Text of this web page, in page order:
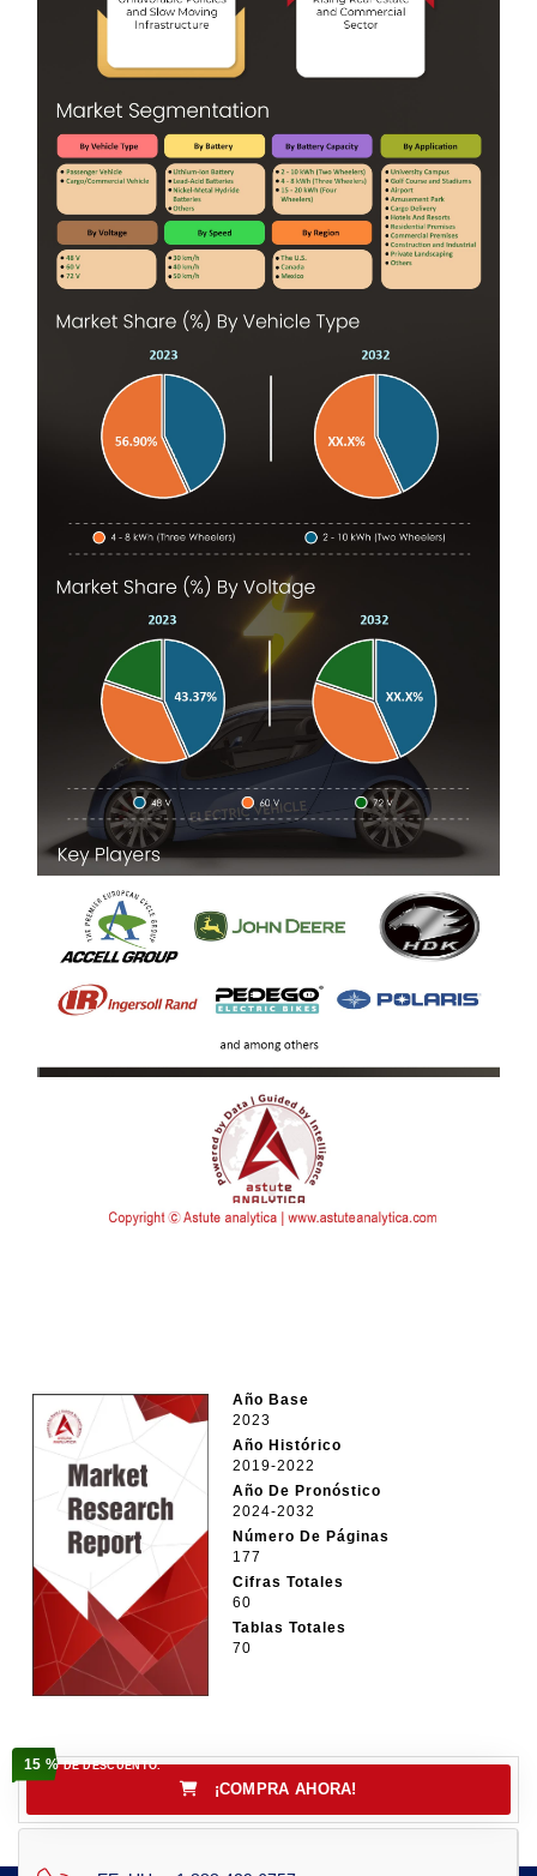
Año Base
2023
Año Histórico
2019-2022
Año De Pronóstico
2024-2032
Número De Páginas
177
Cifras Totales
60
Tablas Totales
70
15 %DE DESCUENTO.
¡COMPRA AHORA!